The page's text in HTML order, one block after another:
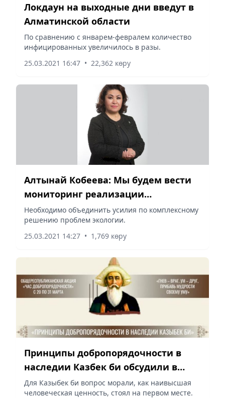
Локдаун на выходные дни введут в
Алматинской области
По сравнению с январем-февралем количество
инфицированных увеличилось в разы.
25.03.2021 16:47 • 22,362 көру
Алтынай Кобеева: Мы будем вести
мониторинг реализации
«Дорожной карты»
Необходимо объединить усилия по комплексному
решению проблем экологии.
25.03.2021 14:27 • 1,769 көру
Принципы добропорядочности в
наследии Казбек би обсудили в
Антикоре
Для Казыбек би вопрос морали, как наивысшая
человеческая ценность, стоял на первом месте.